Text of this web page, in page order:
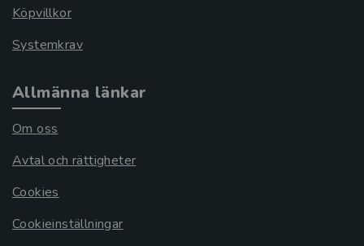
Köpvillkor
Systemkrav
Allmänna länkar
Om oss
Avtal och rättigheter
Cookies
Cookieinställningar